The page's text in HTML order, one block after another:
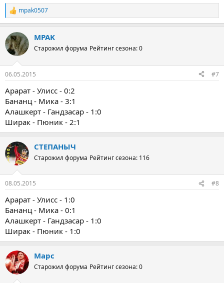
Р
е
к
ц
и
mpak0507
MPAK
Старожил форума Рейтинг сезона: 0
06.05.2015 #7
Арарат - Улисс - 0:2
Бананц - Мика - 3:1
Алашкерт - Гандзасар - 1:0
Ширак - Пюник - 2:1
СТЕПАНЫЧ
Старожил форума Рейтинг сезона: 116
08.05.2015 #8
Арарат - Улисс - 1:0
Бананц - Мика - 0:1
Алашкерт - Гандзасар - 1:0
Ширак - Пюник - 1:0
Марс
Старожил форума Рейтинг сезона: 0